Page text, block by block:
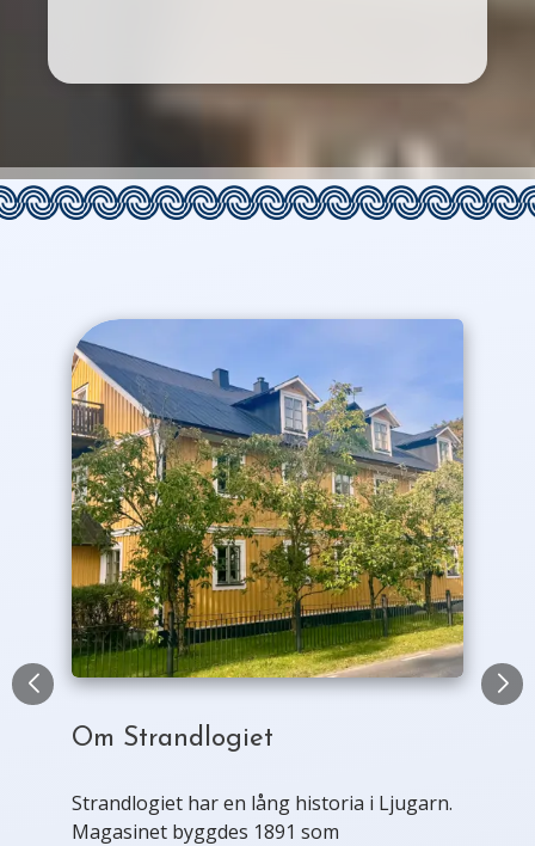
Om Strandlogiet
Strandlogiet har en lång historia i Ljugarn.
Magasinet byggdes 1891 som